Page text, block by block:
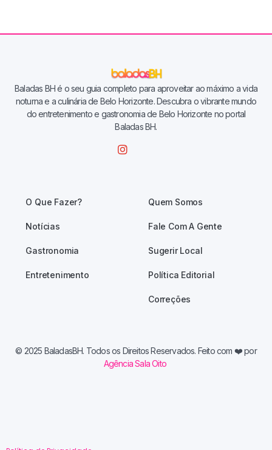
Baladas BH é o seu guia completo para aproveitar ao máximo a vida
noturna e a culinária de Belo Horizonte. Descubra o vibrante mundo
do entretenimento e gastronomia de Belo Horizonte no portal
Baladas BH.
O Que Fazer?
Notícias
Gastronomia
Entretenimento
Quem Somos
Fale Com A Gente
Sugerir Local
Política Editorial
Correções
© 2025 BaladasBH. Todos os Direitos Reservados. Feito com ❤️ por
Agência Sala Oito